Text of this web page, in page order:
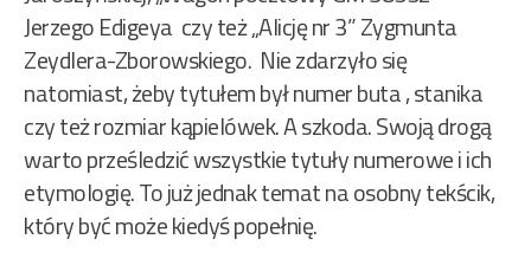
Jerzego Edigeya czy też „Alicję nr 3” Zygmunta
Zeydlera-Zborowskiego. Nie zdarzyło się
natomiast, żeby tytułem był numer buta , stanika
czy też rozmiar kąpielówek. A szkoda. Swoją drogą
warto prześledzić wszystkie tytuły numerowe i ich
etymologię. To już jednak temat na osobny tekścik,
który być może kiedyś popełnię.